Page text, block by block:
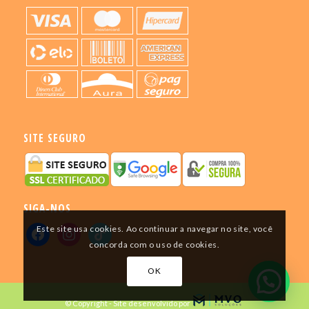
SITE SEGURO
SIGA-NOS
© Copyright - Site desenvolvido por
Este site usa cookies. Ao continuar a navegar no site, você
concorda com o uso de cookies.
OK